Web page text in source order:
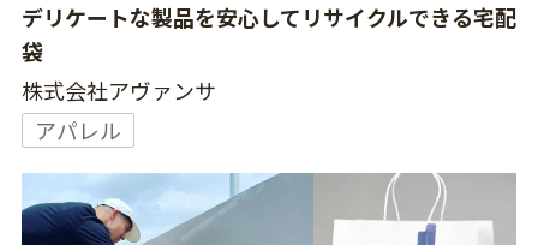
デリケートな製品を安心してリサイクルできる宅配
袋
株式会社アヴァンサ
アパレル